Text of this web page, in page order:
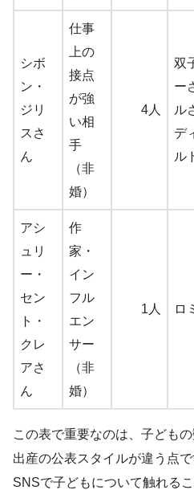
シボ
ン・
ジリ
スさ
ん
仕事
上の
接点
が強
い相
手
（非
婚）
4人
双
ー
ル
デ
ル
アシ
ュリ
ー・
セン
ト・
クレ
アさ
ん
作
家・
イン
フル
エン
サー
（非
婚）
1人 ロ
この表で重要なのは、子ども
出産の公表スタイルが違う点
SNSで子どもについて触れる